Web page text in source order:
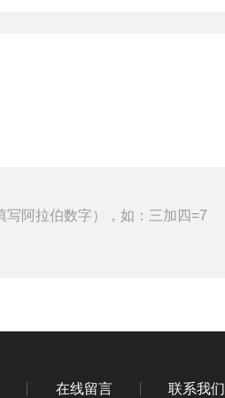
写阿拉伯数字），如：三加四=7
在线留言 联系我们